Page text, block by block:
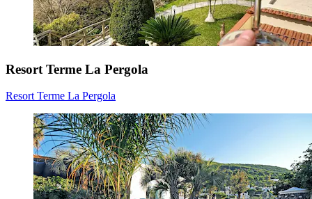
Resort Terme La Pergola
Resort Terme La Pergola